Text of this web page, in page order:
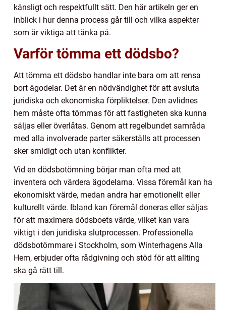
känsligt och respektfullt sätt. Den här artikeln ger en
inblick i hur denna process går till och vilka aspekter
som är viktiga att tänka på.
Varför tömma ett dödsbo?
Att tömma ett dödsbo handlar inte bara om att rensa
bort ägodelar. Det är en nödvändighet för att avsluta
juridiska och ekonomiska förpliktelser. Den avlidnes
hem måste ofta tömmas för att fastigheten ska kunna
säljas eller överlåtas. Genom att regelbundet samråda
med alla involverade parter säkerställs att processen
sker smidigt och utan konflikter.
Vid en dödsbotömning börjar man ofta med att
inventera och värdera ägodelarna. Vissa föremål kan ha
ekonomiskt värde, medan andra har emotionellt eller
kulturellt värde. Ibland kan föremål doneras eller säljas
för att maximera dödsboets värde, vilket kan vara
viktigt i den juridiska slutprocessen. Professionella
dödsbotömmare i Stockholm, som Winterhagens Alla
Hem, erbjuder ofta rådgivning och stöd för att allting
ska gå rätt till.